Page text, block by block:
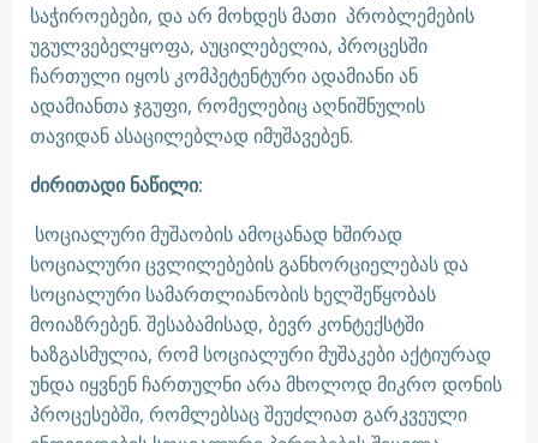
საჭიროებები, და არ მოხდეს მათი პრობლემების
უგულვებელყოფა, აუცილებელია, პროცესში
ჩართული იყოს კომპეტენტური ადამიანი ან
ადამიანთა ჯგუფი, რომელებიც აღნიშნულის
თავიდან ასაცილებლად იმუშავებენ.
ძირითადი ნაწილი:
სოციალური მუშაობის ამოცანად ხშირად
სოციალური ცვლილებების განხორციელებას და
სოციალური სამართლიანობის ხელშეწყობას
მოიაზრებენ. შესაბამისად, ბევრ კონტექსტში
ხაზგასმულია, რომ სოციალური მუშაკები აქტიურად
უნდა იყვნენ ჩართულნი არა მხოლოდ მიკრო დონის
პროცესებში, რომლებსაც შეუძლიათ გარკვეული